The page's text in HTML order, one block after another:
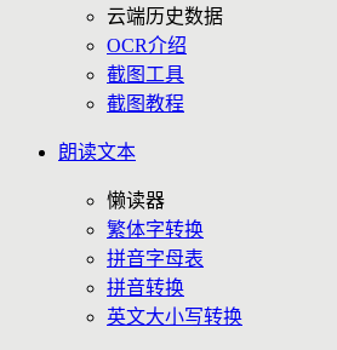
云端历史数据
OCR介绍
截图工具
截图教程
朗读文本
懒读器
繁体字转换
拼音字母表
拼音转换
英文大小写转换